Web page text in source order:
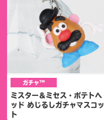
ガチャ™
ミスター＆ミセス・ポテトヘ
ッド めじるしガチャマスコッ
ト